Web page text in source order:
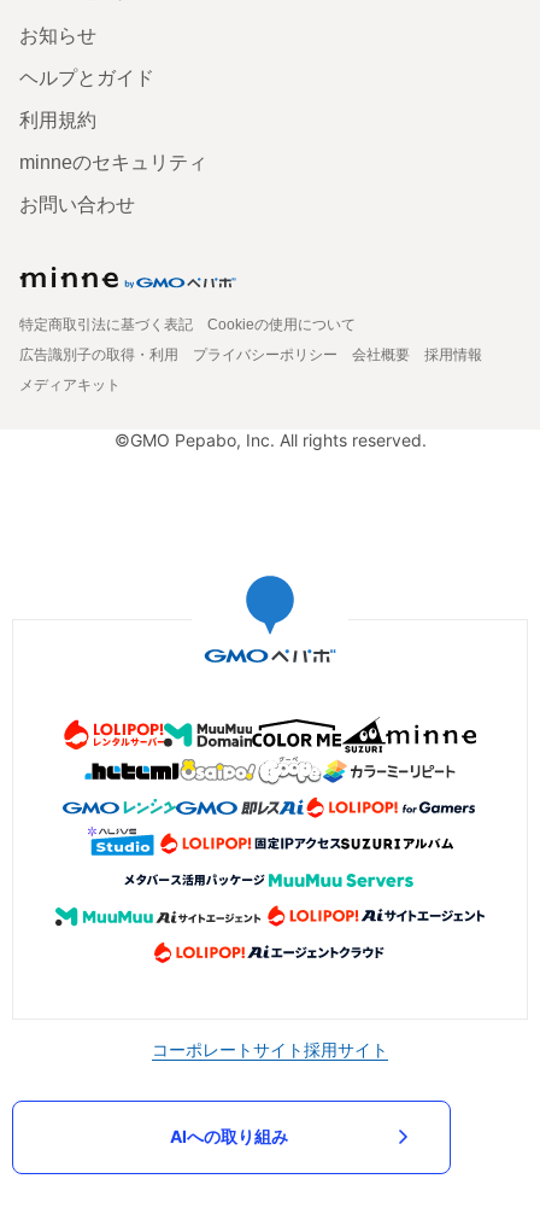
お知らせ
ヘルプとガイド
利用規約
minneのセキュリティ
お問い合わせ
特定商取引法に基づく表記
Cookieの使用について
広告識別子の取得・利用
プライバシーポリシー 会社概要
採用情報
メディアキット
©GMO Pepabo, Inc. All rights reserved.
コーポレートサイト採用サイト
AIへの取り組み